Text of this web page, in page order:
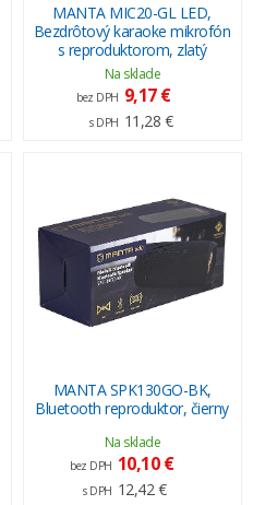
MANTA MIC20-GL LED,
Bezdrôtový karaoke mikrofón
s reproduktorom, zlatý
Na sklade
bez DPH 9,17 €
s DPH 11,28 €
MANTA SPK130GO-BK,
Bluetooth reproduktor, čierny
Na sklade
bez DPH 10,10 €
s DPH 12,42 €